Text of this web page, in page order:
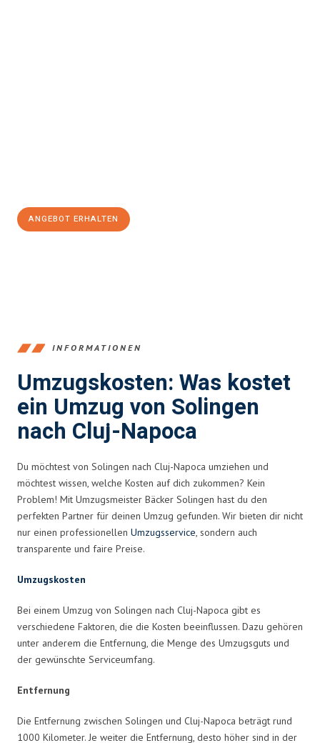
ANGEBOT ERHALTEN
INFORMATIONEN
Umzugskosten: Was kostet
ein Umzug von Solingen
nach Cluj-Napoca
Du möchtest von Solingen nach Cluj-Napoca umziehen und
möchtest wissen, welche Kosten auf dich zukommen? Kein
Problem! Mit Umzugsmeister Bäcker Solingen hast du den
perfekten Partner für deinen Umzug gefunden. Wir bieten dir nicht
nur einen professionellen Umzugsservice, sondern auch
transparente und faire Preise.
Umzugskosten
Bei einem Umzug von Solingen nach Cluj-Napoca gibt es
verschiedene Faktoren, die die Kosten beeinflussen. Dazu gehören
unter anderem die Entfernung, die Menge des Umzugsguts und
der gewünschte Serviceumfang.
Entfernung
Die Entfernung zwischen Solingen und Cluj-Napoca beträgt rund
1000 Kilometer. Je weiter die Entfernung, desto höher sind in der